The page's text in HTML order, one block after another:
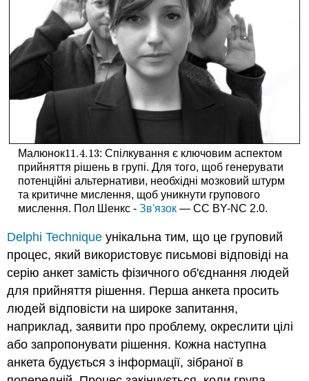
Малюнок11.4.13
11.4.13: Спілкування є ключовим аспектом
прийняття рішень в групі. Для того, щоб генерувати
потенційні альтернативи, необхідні мозковий штурм
та критичне мислення, щоб уникнути групового
мислення. Пол Шенкс - Зв'язок— CC BY-NC 2.0.
Delphi Technique унікальна тим, що це груповий
процес, який використовує письмові відповіді на
серію анкет замість фізичного об'єднання людей
для прийняття рішення. Перша анкета просить
людей відповісти на широке запитання,
наприклад, заявити про проблему, окреслити цілі
або запропонувати рішення. Кожна наступна
анкета будується з інформації, зібраної в